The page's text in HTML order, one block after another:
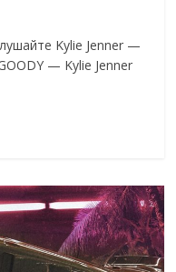
Kylie Jenner —
— Kylie Jenner